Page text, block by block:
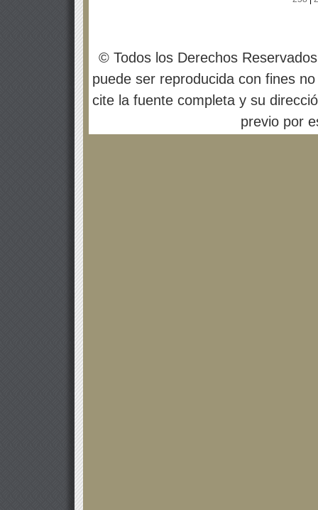
© Todos los Derechos
puede ser reproducida con fines
cite la fuente completa y su
previo por